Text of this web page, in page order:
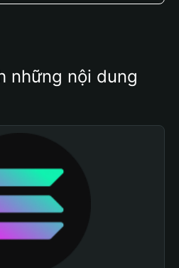
những nội dung